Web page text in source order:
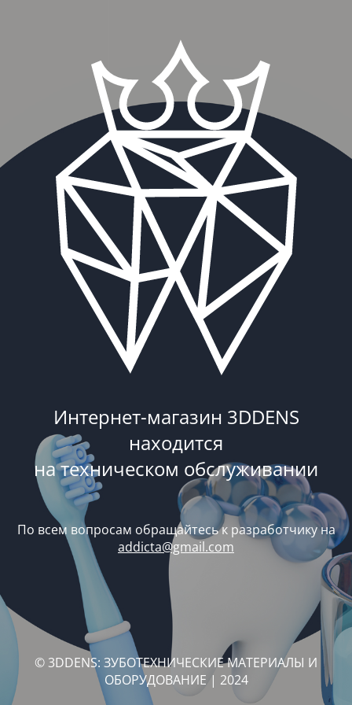
Интернет-магазин 3DDENS
находится
на техническом обслуживании
По всем вопросам обращайтесь к разработчику на
addicta@gmail.com
© 3DDENS: ЗУБОТЕХНИЧЕСКИЕ МАТЕРИАЛЫ И
ОБОРУДОВАНИЕ | 2024